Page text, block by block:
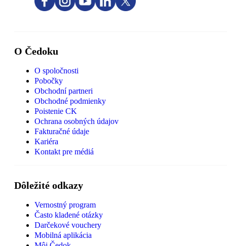
O Čedoku
O spoločnosti
Pobočky
Obchodní partneri
Obchodné podmienky
Poistenie CK
Ochrana osobných údajov
Fakturačné údaje
Kariéra
Kontakt pre médiá
Dôležité odkazy
Vernostný program
Často kladené otázky
Darčekové vouchery
Mobilná aplikácia